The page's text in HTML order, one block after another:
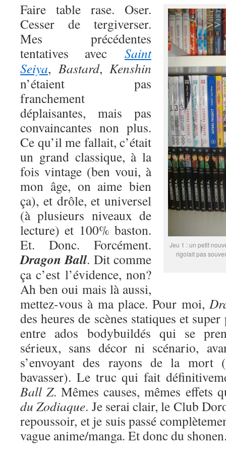
Jeu 1 : un petit
rigolait pas
Faire table rase. Oser.
Cesser de tergiverser.
Mes précédentes
tentatives avec Saint
Seiya, Bastard, Kenshin
n’étaient pas
franchement
déplaisantes, mais pas
convaincantes non plus.
Ce qu’il me fallait, c’était
un grand classique, à la
fois vintage (ben voui, à
mon âge, on aime bien
ça), et drôle, et universel
(à plusieurs niveaux de
lecture) et 100% baston.
Et. Donc. Forcément.
Dragon Ball. Dit comme
ça c’est l’évidence, non?
Ah ben oui mais là aussi,
mettez-vous à ma place. Pour moi,
des heures de scènes statiques et
entre ados bodybuildés qui se
sérieux, sans décor ni scénario,
s’envoyant des rayons de la mort
bavasser). Le truc qui fait
Ball Z. Mêmes causes, mêmes effets
du Zodiaque. Je serai clair, le Club
repoussoir, et je suis passé
vague anime/manga. Et donc du